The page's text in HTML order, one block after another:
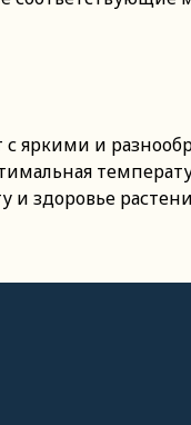
с яркими и
и здоровье